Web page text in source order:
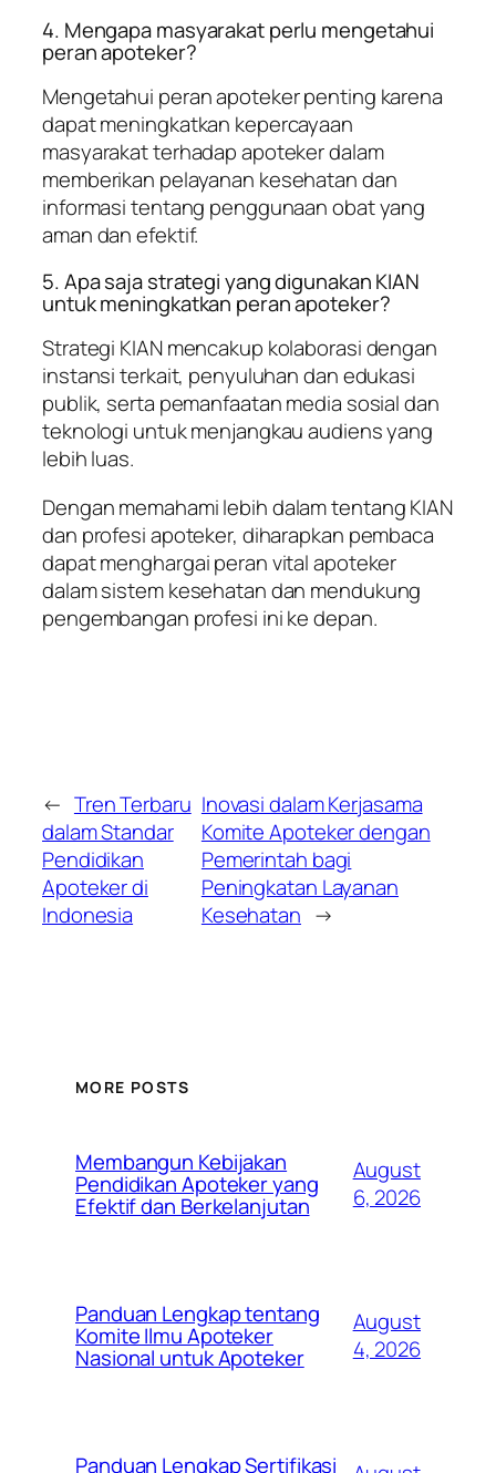
4. Mengapa masyarakat perlu mengetahui
peran apoteker?
Mengetahui peran apoteker penting karena
dapat meningkatkan kepercayaan
masyarakat terhadap apoteker dalam
memberikan pelayanan kesehatan dan
informasi tentang penggunaan obat yang
aman dan efektif.
5. Apa saja strategi yang digunakan KIAN
untuk meningkatkan peran apoteker?
Strategi KIAN mencakup kolaborasi dengan
instansi terkait, penyuluhan dan edukasi
publik, serta pemanfaatan media sosial dan
teknologi untuk menjangkau audiens yang
lebih luas.
Dengan memahami lebih dalam tentang KIAN
dan profesi apoteker, diharapkan pembaca
dapat menghargai peran vital apoteker
dalam sistem kesehatan dan mendukung
pengembangan profesi ini ke depan.
← Tren Terbaru
dalam Standar
Pendidikan
Apoteker di
Indonesia
Inovasi dalam Kerjasama
Komite Apoteker dengan
Pemerintah bagi
Peningkatan Layanan
Kesehatan →
MORE POSTS
Membangun Kebijakan
Pendidikan Apoteker yang
Efektif dan Berkelanjutan
August
6, 2026
Panduan Lengkap tentang
Komite Ilmu Apoteker
Nasional untuk Apoteker
August
4, 2026
Panduan Lengkap Sertifikasi